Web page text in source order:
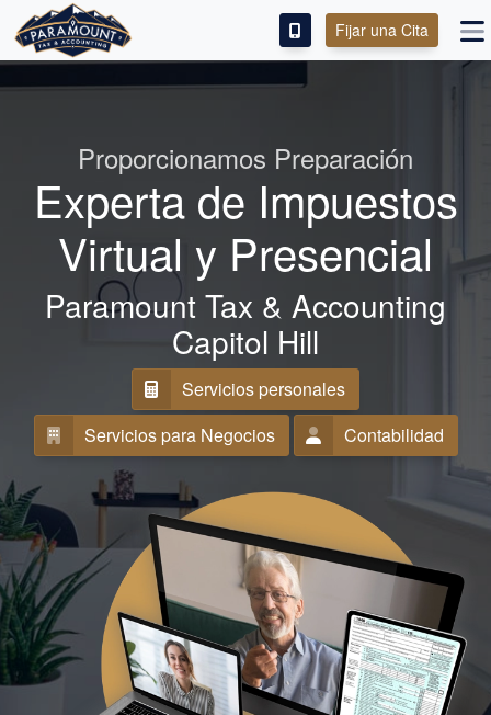
ENGLISH
IMPUESTOS PERSONALES
IMPUESTOS COMERCIALES
SERVICIOS DE CONTABILIDAD
SOBRE
CONTACTO
Fijar una Cita
Proporcionamos Preparación
Experta de Impuestos
Virtual y Presencial
Paramount Tax & Accounting
Capitol Hill
Servicios personales
Servicios para Negocios
Contabilidad